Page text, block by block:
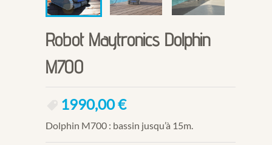
Robot Maytronics Dolphin
M700
1990,00€
Dolphin M700 : bassin jusqu’à 15m.